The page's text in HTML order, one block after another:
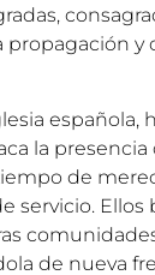
y
española,
la
de
servicio.
de nueva